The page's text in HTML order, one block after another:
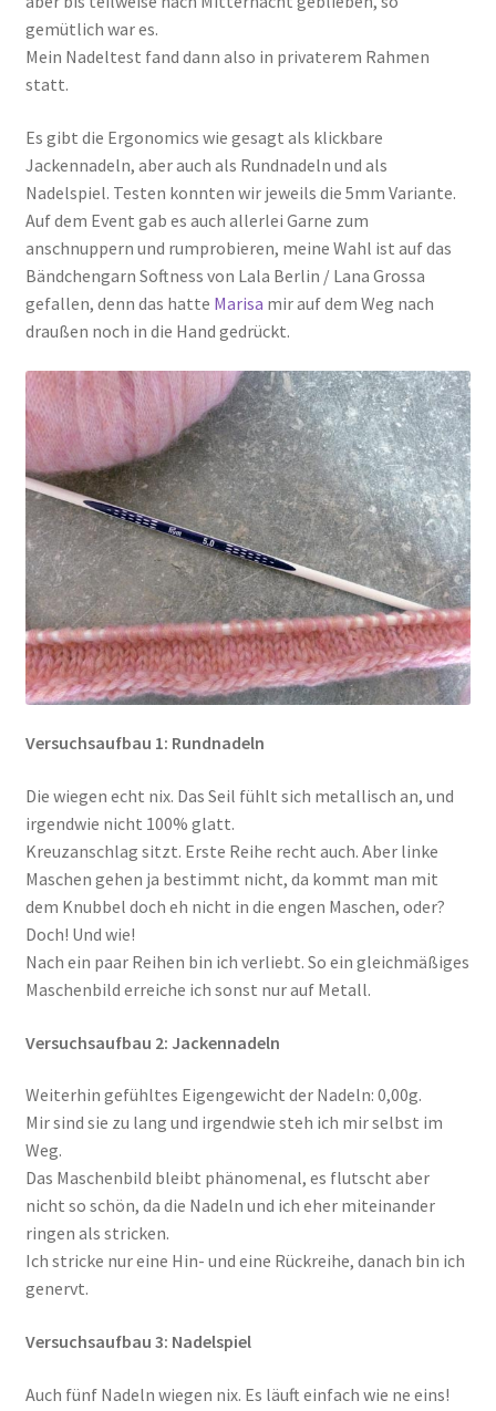
gemütlich war es.
Mein Nadeltest fand dann also in privaterem Rahmen
statt.
Es gibt die Ergonomics wie gesagt als klickbare
Jackennadeln, aber auch als Rundnadeln und als
Nadelspiel. Testen konnten wir jeweils die 5mm Variante.
Auf dem Event gab es auch allerlei Garne zum
anschnuppern und rumprobieren, meine Wahl ist auf das
Bändchengarn Softness von Lala Berlin / Lana Grossa
gefallen, denn das hatte Marisa mir auf dem Weg nach
draußen noch in die Hand gedrückt.
Versuchsaufbau 1: Rundnadeln
Die wiegen echt nix. Das Seil fühlt sich metallisch an, und
irgendwie nicht 100% glatt.
Kreuzanschlag sitzt. Erste Reihe recht auch. Aber linke
Maschen gehen ja bestimmt nicht, da kommt man mit
dem Knubbel doch eh nicht in die engen Maschen, oder?
Doch! Und wie!
Nach ein paar Reihen bin ich verliebt. So ein gleichmäßiges
Maschenbild erreiche ich sonst nur auf Metall.
Versuchsaufbau 2: Jackennadeln
Weiterhin gefühltes Eigengewicht der Nadeln: 0,00g.
Mir sind sie zu lang und irgendwie steh ich mir selbst im
Weg.
Das Maschenbild bleibt phänomenal, es flutscht aber
nicht so schön, da die Nadeln und ich eher miteinander
ringen als stricken.
Ich stricke nur eine Hin- und eine Rückreihe, danach bin ich
genervt.
Versuchsaufbau 3: Nadelspiel
Auch fünf Nadeln wiegen nix. Es läuft einfach wie ne eins!